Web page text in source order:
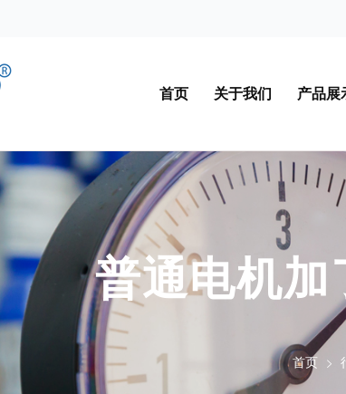
首页 关于我们 产品展
普通电机加
首页